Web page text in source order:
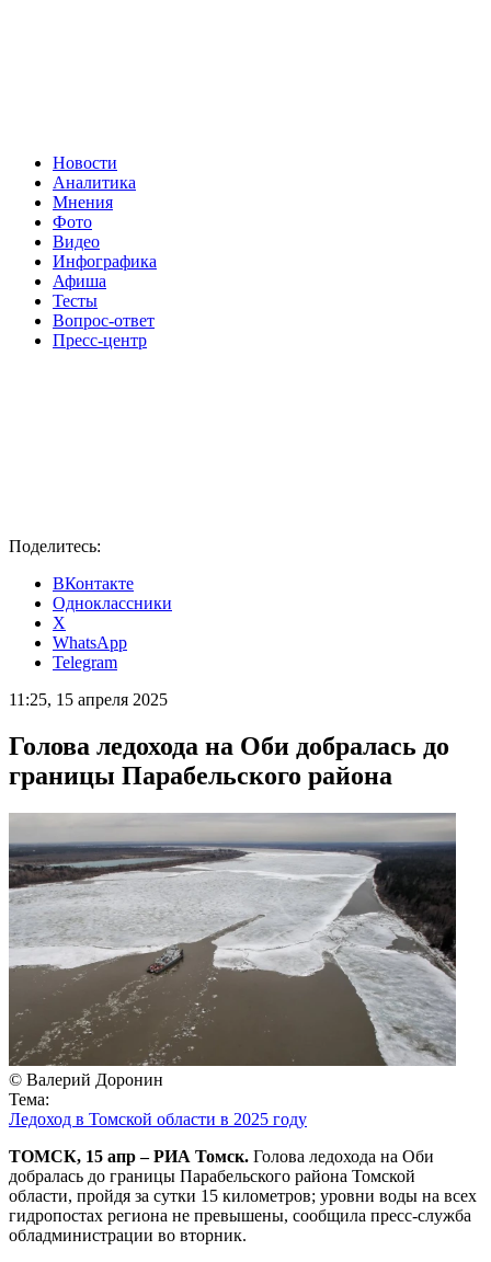
Новости
Аналитика
Мнения
Фото
Видео
Инфографика
Афиша
Тесты
Вопрос-ответ
Пресс-центр
Поделитесь:
ВКонтакте
Одноклассники
X
WhatsApp
Telegram
11:25, 15 апреля 2025
Голова ледохода на Оби добралась до
границы Парабельского района
© Валерий Доронин
Тема:
Ледоход в Томской области в 2025 году
ТОМСК, 15 апр – РИА Томск. Голова ледохода на Оби
добралась до границы Парабельского района Томской
области, пройдя за сутки 15 километров; уровни воды на всех
гидропостах региона не превышены, сообщила пресс-служба
обладминистрации во вторник.